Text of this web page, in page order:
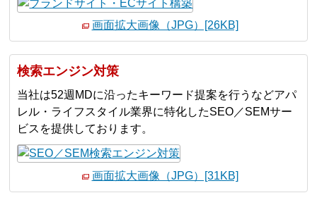
画面拡大画像（JPG）[26KB]
検索エンジン対策
当社は52週MDに沿ったキーワード提案を行うなどアパ
レル・ライフスタイル業界に特化したSEO／SEMサー
ビスを提供しております。
画面拡大画像（JPG）[31KB]